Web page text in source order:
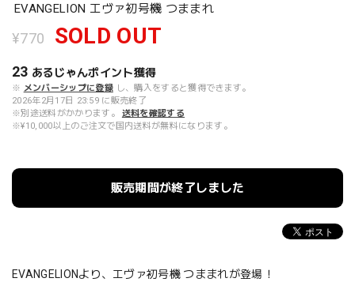
EVANGELION エヴァ初号機 つままれ
¥770 SOLD OUT
23 あるじゃんポイント獲得
※ メンバーシップに登録 し、購入をすると獲得できます。
2026年2月17日 23:59 に販売終了
※別途送料がかかります。
送料を確認する
※¥10,000以上のご注文で国内送料が無料になります。
販売期間が終了しました
EVANGELIONより、エヴァ初号機 つままれが登場！